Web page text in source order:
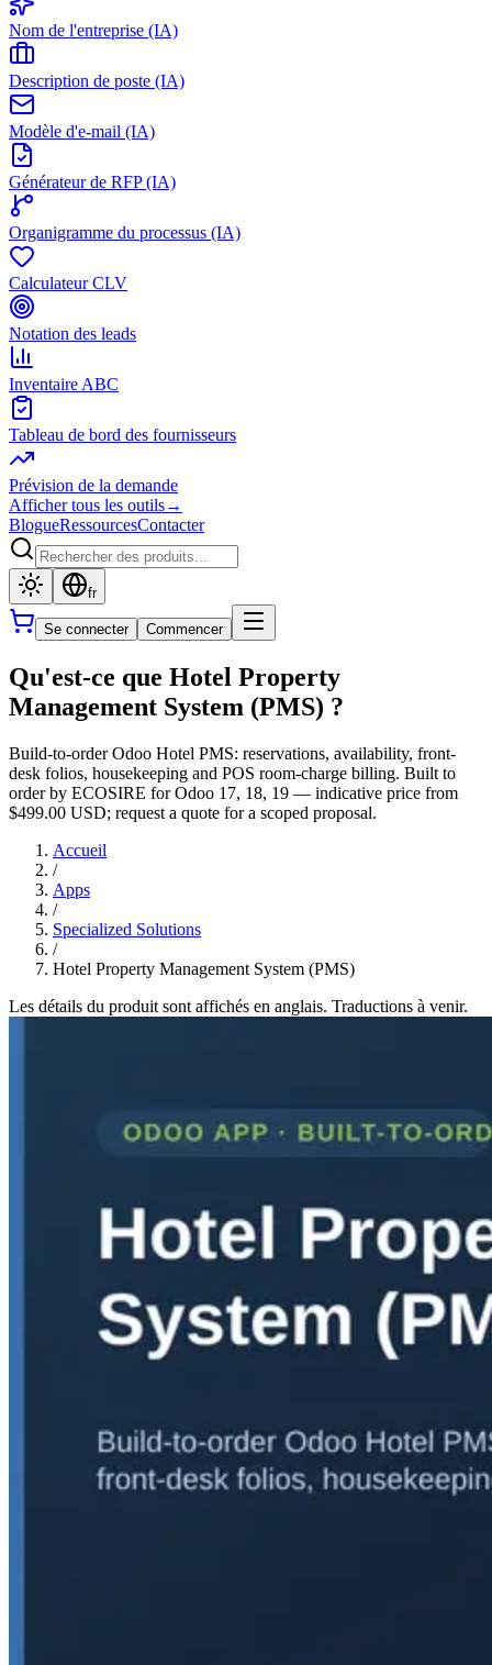
Nom de l'entreprise (IA)
Description de poste (IA)
Modèle d'e-mail (IA)
Générateur de RFP (IA)
Organigramme du processus (IA)
Calculateur CLV
Notation des leads
Inventaire ABC
Tableau de bord des fournisseurs
Prévision de la demande
Afficher tous les outils→
BlogueRessourcesContacter
fr
Se connecter Commencer
Qu'est-ce que Hotel Property
Management System (PMS) ?
Build-to-order Odoo Hotel PMS: reservations, availability, front-
desk folios, housekeeping and POS room-charge billing. Built to
order by ECOSIRE for Odoo 17, 18, 19 — indicative price from
$499.00 USD; request a quote for a scoped proposal.
Accueil
/
Apps
/
Specialized Solutions
/
Hotel Property Management System (PMS)
Les détails du produit sont affichés en anglais. Traductions à venir.